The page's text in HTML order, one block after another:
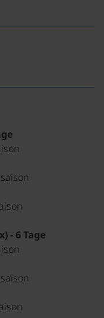
- 6 Tage